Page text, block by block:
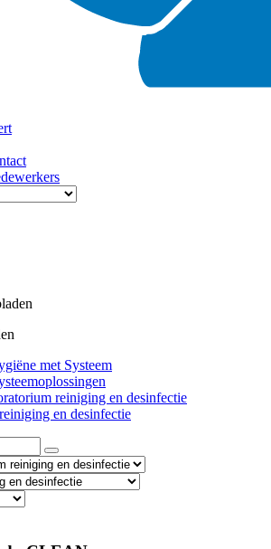
met Systeem
reiniging en desinfectie
en desinfectie